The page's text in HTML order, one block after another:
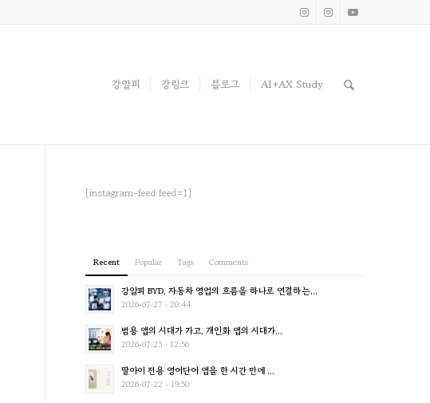
강알피 강링크 블로그 AI+AX Study
[instagram-feed feed=1]
Recent Popular Tags Comments
강알피 BYD, 자동차 영업의 흐름을 하나로 연결하는...
2026-07-27 - 20:44
범용 앱의 시대가 가고, 개인화 앱의 시대가...
2026-07-23 - 12:56
딸아이 전용 영어단어 앱을 한 시간 만에 ...
2026-07-22 - 19:50